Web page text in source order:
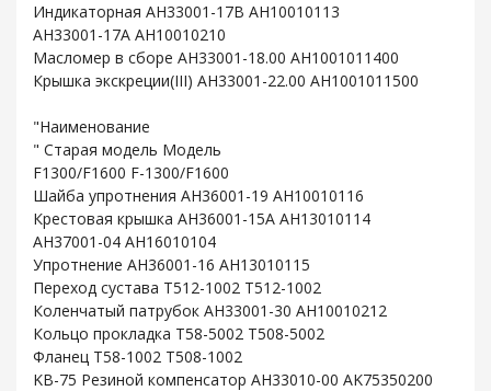
Индикаторная AH33001-17B AH10010113
AH33001-17A AH10010210
Масломер в сборе AH33001-18.00 AH1001011400
Крышка экскреции(III) AH33001-22.00 AH1001011500
"Наименование
" Старая модель Модель
F1300/F1600 F-1300/F1600
Шайба упротнения AH36001-19 AH10010116
Крестовая крышка AH36001-15A AH13010114
AH37001-04 AH16010104
Упротнение AH36001-16 AH13010115
Переход сустава T512-1002 T512-1002
Коленчатый патрубок AH33001-30 AH10010212
Кольцо прокладка T58-5002 T508-5002
Фланец T58-1002 T508-1002
KB-75 Резиной компенсатор AH33010-00 AK75350200